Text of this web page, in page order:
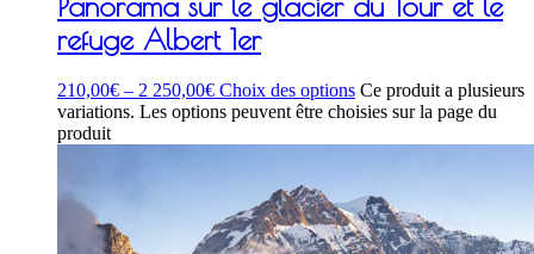
refuge Albert 1er
210,00€ – 2 250,00€ Choix des options Ce produit a plusieurs
variations. Les options peuvent être choisies sur la page du
produit